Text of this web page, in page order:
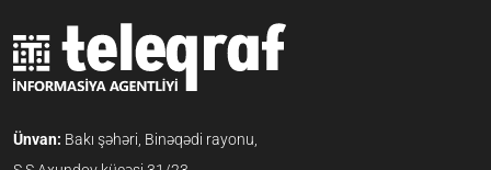
Ünvan: Bakı şəhəri, Binəqədi rayonu,